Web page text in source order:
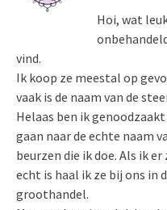
Hoi, wat
vind.
Ik koop ze meestal op
vaak is de naam van de
Helaas ben ik
gaan naar de echte naam
beurzen die ik doe. Als ik
echt is haal ik ze bij ons in
groothandel.